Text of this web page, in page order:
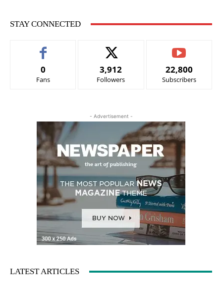
STAY CONNECTED
0
Fans
3,912
Followers
22,800
Subscribers
- Advertisement -
LATEST ARTICLES